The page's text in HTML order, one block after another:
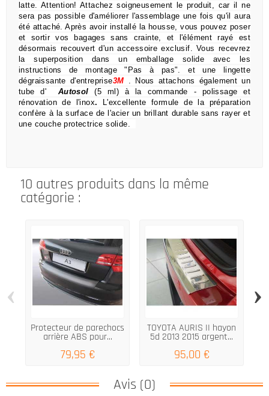
latte. Attention! Attachez soigneusement le produit, car il ne
sera pas possible d'améliorer l'assemblage une fois qu'il aura
été attaché.Après avoir installé la housse, vous pouvez poser
et sortir vos bagages sans crainte, et l'élément rayé est
désormais recouvert d'un accessoire exclusif.Vous recevrez
la superposition dans un emballage solide avec les
instructions de montage "Pas à pas".et une lingette
dégraissante d'entreprise3M .
Nous attachons également un
tube d'
Autosol (5 ml) à la commande
- polissage et
rénovation de l'inox.
L'excellente formule de la préparation
confère à la surface de l'acier un brillant durable sans rayer et
une couche protectrice solide.
10 autres produits dans la même
catégorie :
Protecteur de parechocs
arrière ABS pour...
79,95 €
TOYOTA AURIS II hayon
5d 2013 2015 argent...
95,00 €
‹ ›
Avis (0)